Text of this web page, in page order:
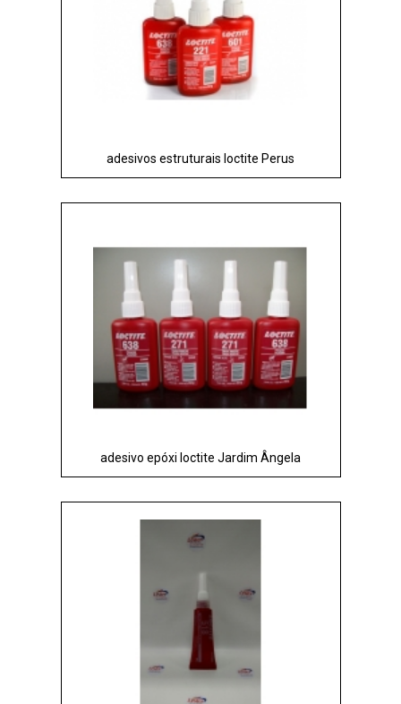
adesivos estruturais loctite Perus
adesivo epóxi loctite Jardim Ângela